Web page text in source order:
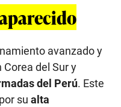
avanzado y
del Sur y
del Perú. Este
su alta